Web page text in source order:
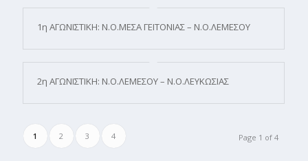
1η ΑΓΩΝΙΣΤΙΚΗ: Ν.Ο.ΜΕΣΑ ΓΕΙΤΟΝΙΑΣ – Ν.Ο.ΛΕΜΕΣΟΥ
2η ΑΓΩΝΙΣΤΙΚΗ: Ν.Ο.ΛΕΜΕΣΟΥ – Ν.Ο.ΛΕΥΚΩΣΙΑΣ
Page 1 of 4
1 2 3 4